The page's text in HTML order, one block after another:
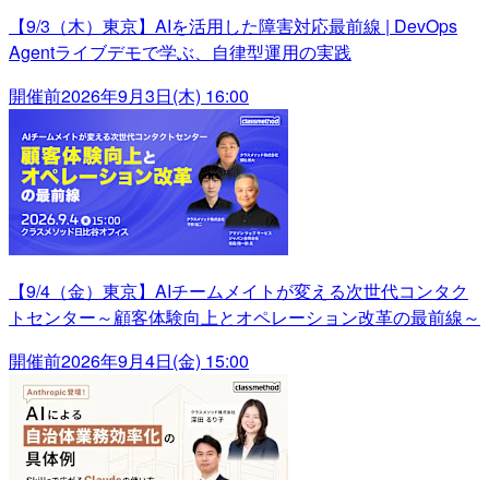
【9/3（木）東京】AIを活用した障害対応最前線 | DevOps
Agentライブデモで学ぶ、自律型運用の実践
開催前2026年9月3日(木) 16:00
【9/4（金）東京】AIチームメイトが変える次世代コンタク
トセンター～顧客体験向上とオペレーション改革の最前線～
開催前2026年9月4日(金) 15:00